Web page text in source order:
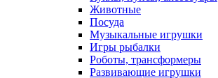
Животные
Посуда
Музыкальные игрушки
Игры рыбалки
Роботы, трансформеры
Развивающие игрушки